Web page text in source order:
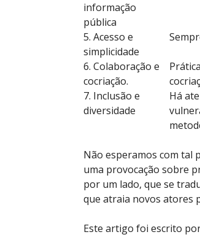
informação
pública
5. Acesso e
simplicidade
6. Colaboração e
cocriação.
7. Inclusão e
diversidade
Há
Não esperamos com tal
uma provocação sobre
por um lado, que se
que atraia novos atores
Este artigo foi escrito